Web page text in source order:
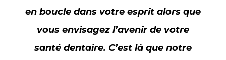
en boucle dans votre esprit alors que
vous envisagez l’avenir de votre
santé dentaire. C’est là que notre